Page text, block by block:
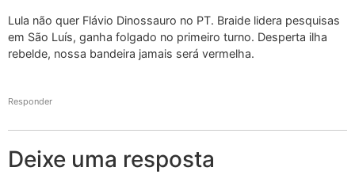
Lula não quer Flávio Dinossauro no PT. Braide lidera pesquisas
em São Luís, ganha folgado no primeiro turno. Desperta ilha
rebelde, nossa bandeira jamais será vermelha.
Responder
Deixe uma resposta